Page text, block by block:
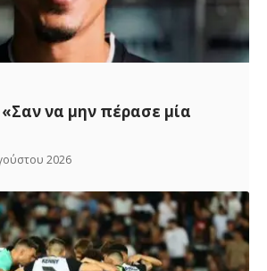
«Σαν να μην πέρασε μία
2026